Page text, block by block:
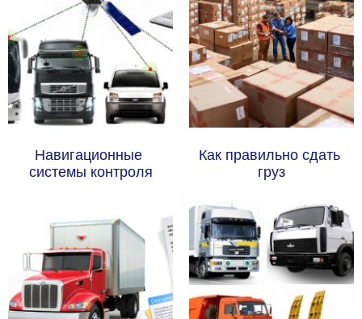
Навигационные
системы контроля
Как правильно сдать
груз